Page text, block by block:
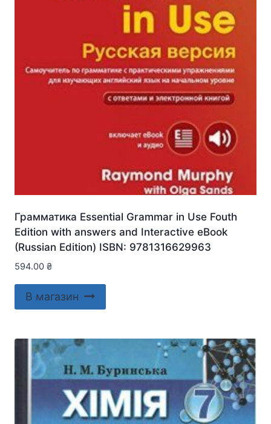
Грамматика Essential Grammar in Use Fouth
Edition with answers and Interactive eBook
(Russian Edition) ISBN: 9781316629963
594.00 ₴
В магазин